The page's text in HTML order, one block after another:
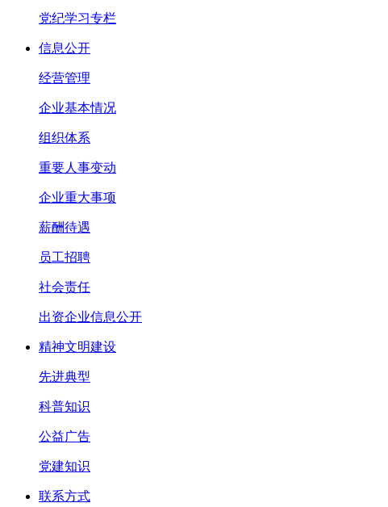
党纪学习专栏
信息公开
经营管理
企业基本情况
组织体系
重要人事变动
企业重大事项
薪酬待遇
员工招聘
社会责任
出资企业信息公开
精神文明建设
先进典型
科普知识
公益广告
党建知识
联系方式